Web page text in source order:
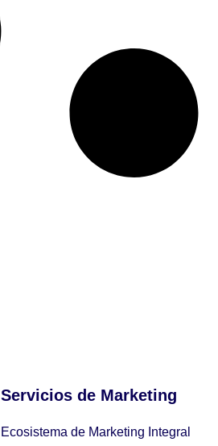
Servicios de Marketing
Ecosistema de Marketing Integral